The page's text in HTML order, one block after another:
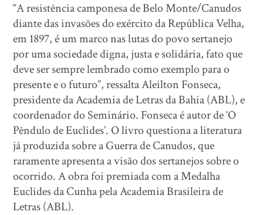
“A resistência camponesa de Belo Monte/Canudos
diante das invasões do exército da República Velha,
em 1897, é um marco nas lutas do povo sertanejo
por uma sociedade digna, justa e solidária, fato que
deve ser sempre lembrado como exemplo para o
presente e o futuro”, ressalta Aleilton Fonseca,
presidente da Academia de Letras da Bahia (ABL), e
coordenador do Seminário. Fonseca é autor de ‘O
Pêndulo de Euclides’. O livro questiona a literatura
já produzida sobre a Guerra de Canudos, que
raramente apresenta a visão dos sertanejos sobre o
ocorrido. A obra foi premiada com a Medalha
Euclides da Cunha pela Academia Brasileira de
Letras (ABL).